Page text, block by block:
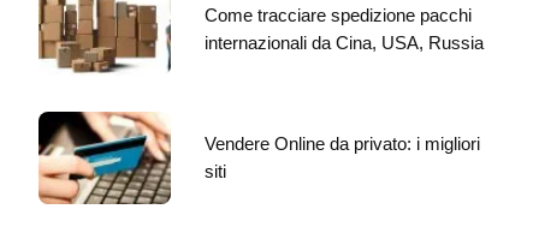
Come tracciare spedizione pacchi
internazionali da Cina, USA, Russia
Vendere Online da privato: i migliori
siti